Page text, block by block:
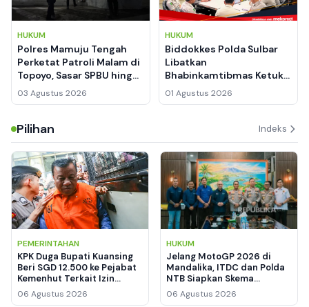
HUKUM
Polres Mamuju Tengah
Perketat Patroli Malam di
Topoyo, Sasar SPBU hingga
Kawasan Perkantoran
03 Agustus 2026
HUKUM
Biddokkes Polda Sulbar
Libatkan
Bhabinkamtibmas Ketuk
Pintu Warga untuk
Deteksi Dini TBC di
01 Agustus 2026
Pilihan Indeks
PEMERINTAHAN
KPK Duga Bupati Kuansing
Beri SGD 12.500 ke Pejabat
Kemenhut Terkait Izin
Kawasan Hutan
06 Agustus 2026
HUKUM
Jelang MotoGP 2026 di
Mandalika, ITDC dan Polda
NTB Siapkan Skema
Keamanan hingga
Manajemen Lalu Lintas
06 Agustus 2026